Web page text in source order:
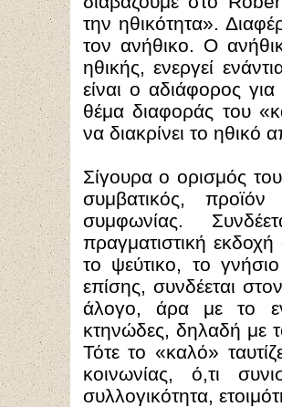
την ηθικότητα».
τον ανήθικο. Ο
ηθικής, ενεργεί
είναι ο αδιάφορος
θέμα διαφοράς του
να διακρίνει το ηθικό
Σίγουρα ο ορισμός
συμβατικός,
συμφωνίας.
πραγματιστική
το ψεύτικο, το
επίσης, συνδέεται
άλογο, άρα με το
κτηνώδες, δηλαδή με
Τότε το «καλό»
κοινωνίας, ό,τι
συλλογικότητα,